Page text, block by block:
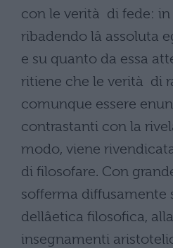
con le verità di fede: in
ribadendo lâ assoluta
e su quanto da essa
ritiene che le verità di
comunque essere
contrastanti con la
modo, viene rivendicata
di filosofare. Con
sofferma diffusamente
dellâetica filosofica,
insegnamenti aristotelici